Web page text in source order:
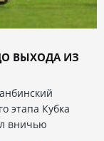
ВЫХОДА ИЗ
этапа Кубка
вничью